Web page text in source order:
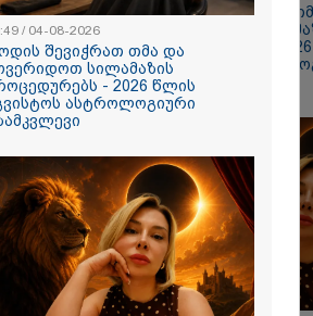
მოსასმენი
ნია
ესაუბრება?
როდის შევიჭრათ
მოვერიდოთ
პროცედურებს -
აგვისტოს
გზამკვლევი
/ 04-08-2026
შევიჭრათ თმა და
სილამაზის
- 2026 წლის
ასტროლოგიური